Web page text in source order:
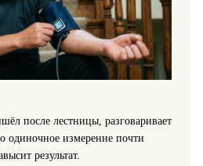
после лестницы, разговаривает
одиночное измерение почти
результат.